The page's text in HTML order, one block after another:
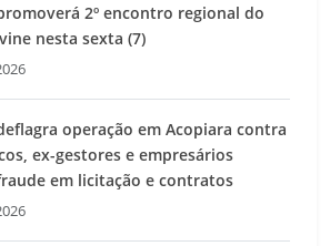
2º encontro regional do
nesta sexta (7)
operação em Acopiara contra
ex-gestores e empresários
em licitação e contratos